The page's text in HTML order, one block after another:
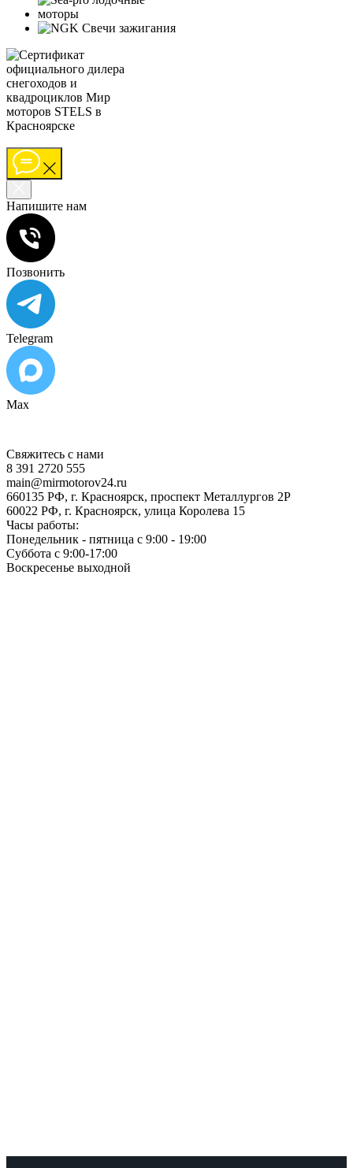
Напишите нам
Позвонить
Telegram
Max
Свяжитесь с нами
8 391 2720 555
main@mirmotorov24.ru
660135 РФ, г. Красноярск, проспект Металлургов 2Р
60022 РФ, г. Красноярск, улица Королева 15
Часы работы:
Понедельник - пятница с 9:00 - 19:00
Суббота с 9:00-17:00
Воскресенье выходной